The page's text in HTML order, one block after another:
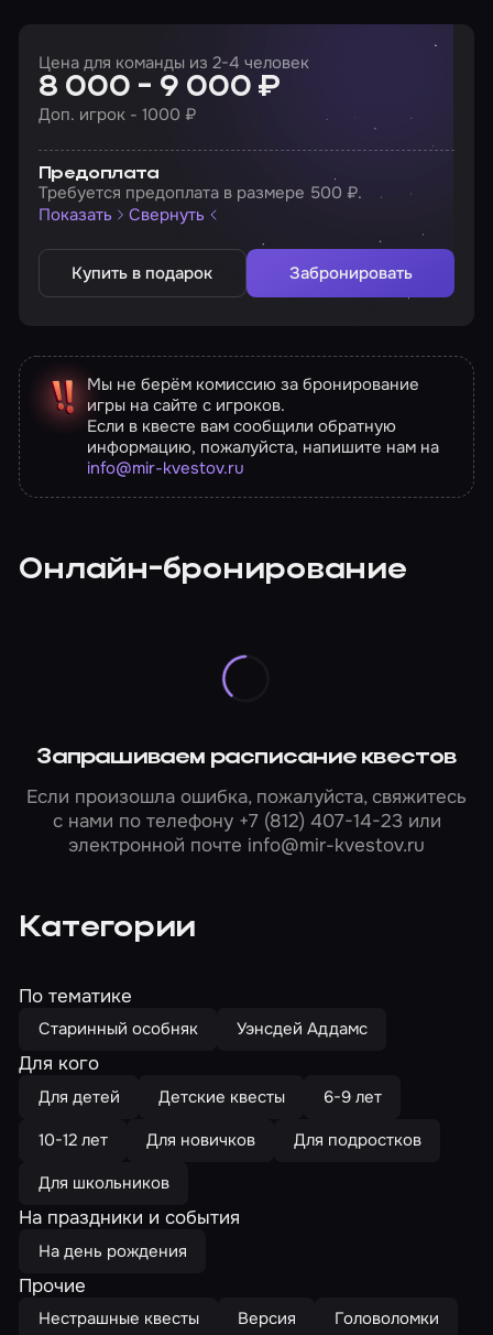
Цена для команды из 2-4 человек
8 000 - 9 000 ₽
Доп. игрок - 1000 ₽
Предоплата
Требуется предоплата в размере 500 ₽.
Показать
Свернуть
Купить в подарок Забронировать
Мы не берём комиссию за бронирование
игры на сайте с игроков.
Если в квесте вам сообщили обратную
информацию, пожалуйста, напишите нам на
info@mir-kvestov.ru
Онлайн-бронирование
Запрашиваем расписание квестов
Если произошла ошибка, пожалуйста, свяжитесь
с нами по телефону +7 (812) 407-14-23или
электронной почте info@mir-kvestov.ru
Категории
По тематике
Старинный особняк Уэнсдей Аддамс
Для кого
Для детей Детские квесты
6-9 лет
10-12 лет
Для новичков
Для подростков
Для школьников
На праздники и события
На день рождения
Прочие
Нестрашные квесты Версия
Головоломки